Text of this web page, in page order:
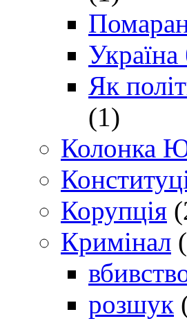
Як
(1)
Колонка
Корупція
Кримінал
розшук